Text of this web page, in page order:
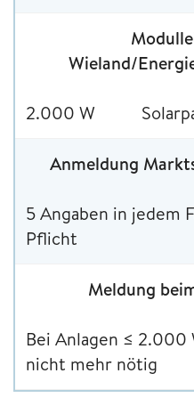
Wieland/
2.000 W
Anmeldung
5 Angaben in jedem
Pflicht
Meldung
Bei Anlagen ≤ 2.000
nicht mehr nötig